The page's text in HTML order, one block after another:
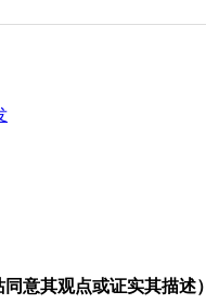
意其观点或证实其描述）